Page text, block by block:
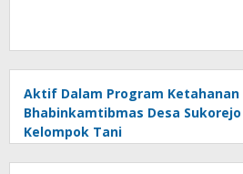
Aktif Dalam Program Ketahanan
Bhabinkamtibmas Desa
Kelompok Tani